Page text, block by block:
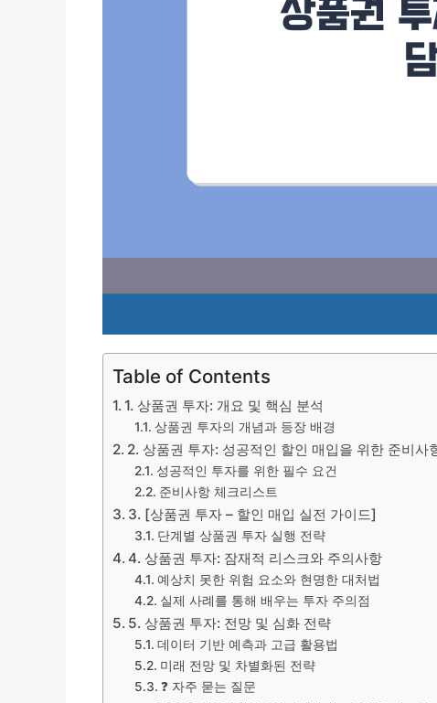
Table of Contents
1. 상품권 투자: 개요 및 핵심 분석
상품권 투자의 개념과 등장 배경
2. 상품권 투자: 성공적인 할인 매입을 위한 준비사
성공적인 투자를 위한 필수 요건
준비사항 체크리스트
3. [상품권 투자 – 할인 매입 실전 가이드]
단계별 상품권 투자 실행 전략
4. 상품권 투자: 잠재적 리스크와 주의사항
예상치 못한 위험 요소와 현명한 대처법
실제 사례를 통해 배우는 투자 주의점
5. 상품권 투자: 전망 및 심화 전략
데이터 기반 예측과 고급 활용법
미래 전망 및 차별화된 전략
❓ 자주 묻는 질문